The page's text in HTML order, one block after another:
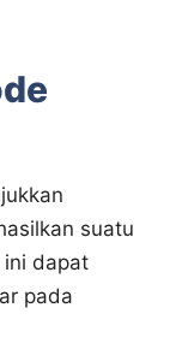
suatu
ini dapat
pada